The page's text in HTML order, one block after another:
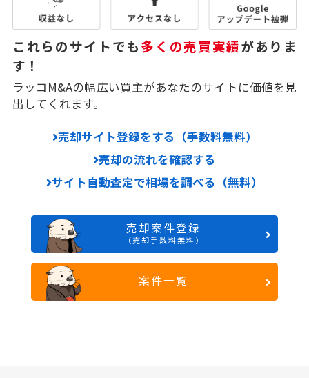
これらのサイトでも多くの売買実績がありま
す！
ラッコM&Aの幅広い買主があなたのサイトに価値を見
出してくれます。
売却サイト登録をする（手数料無料）
売却の流れを確認する
サイト自動査定で相場を調べる（無料）
売却案件登録
（売却手数料無料）
案件一覧